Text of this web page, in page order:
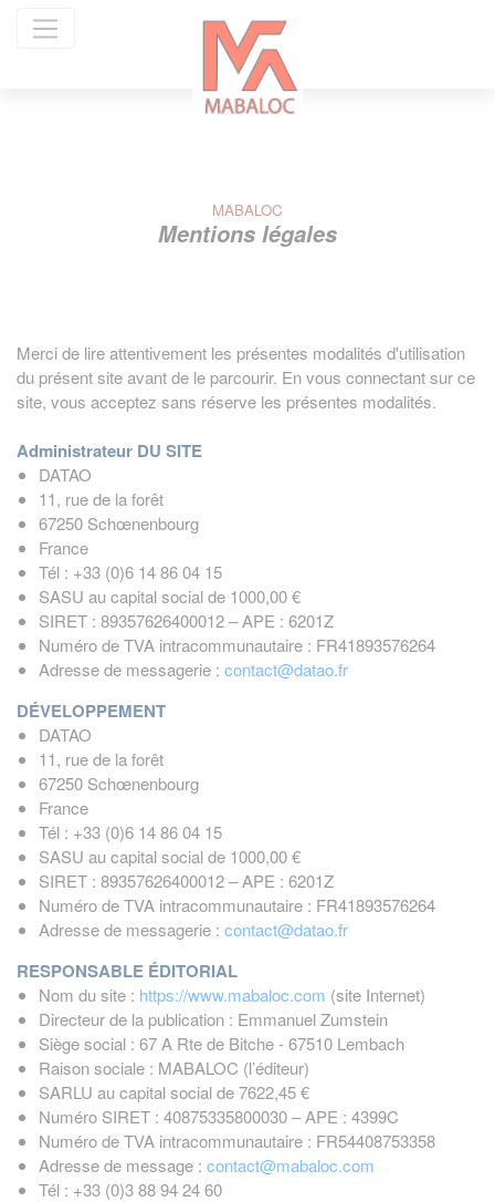
MABALOC
Mentions légales
Merci de lire attentivement les présentes modalités d'utilisation
du présent site avant de le parcourir. En vous connectant sur ce
site, vous acceptez sans réserve les présentes modalités.
Administrateur DU SITE
DATAO
11, rue de la forêt
67250 Schœnenbourg
France
Tél : +33 (0)6 14 86 04 15
SASU au capital social de 1000,00 €
SIRET : 89357626400012 – APE : 6201Z
Numéro de TVA intracommunautaire : FR41893576264
Adresse de messagerie : contact@datao.fr
DÉVELOPPEMENT
DATAO
11, rue de la forêt
67250 Schœnenbourg
France
Tél : +33 (0)6 14 86 04 15
SASU au capital social de 1000,00 €
SIRET : 89357626400012 – APE : 6201Z
Numéro de TVA intracommunautaire : FR41893576264
Adresse de messagerie : contact@datao.fr
RESPONSABLE ÉDITORIAL
Nom du site : https://www.mabaloc.com (site Internet)
Directeur de la publication : Emmanuel Zumstein
Siège social : 67 A Rte de Bitche - 67510 Lembach
Raison sociale : MABALOC (l’éditeur)
SARLU au capital social de 7622,45 €
Numéro SIRET : 40875335800030 – APE : 4399C
Numéro de TVA intracommunautaire : FR54408753358
Adresse de message : contact@mabaloc.com
Tél : +33 (0)3 88 94 24 60